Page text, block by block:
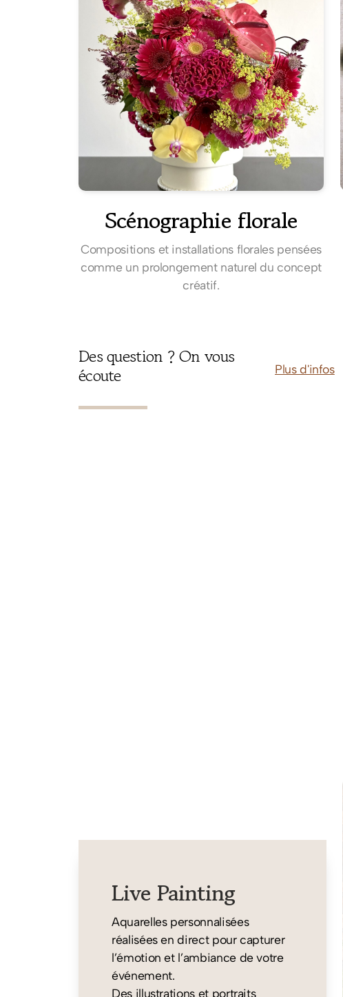
Scénographie florale
Compositions et installations florales pensées
comme un prolongement naturel du concept
créatif.
Des question ? On vous
écoute
Plus d'infos
Live Painting
Aquarelles personnalisées
réalisées en direct pour capturer
l’émotion et l’ambiance de votre
événement.
Des illustrations et portraits